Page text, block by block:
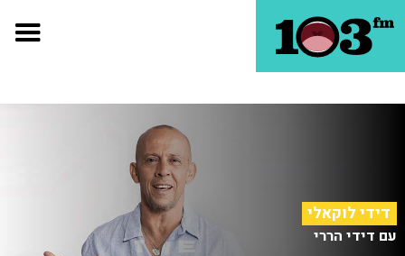
דידי לוקאלי
עם דידי הררי